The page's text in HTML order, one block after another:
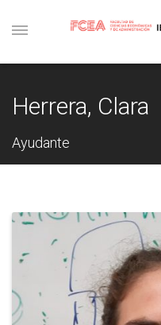
Herrera, Clara
Ayudante